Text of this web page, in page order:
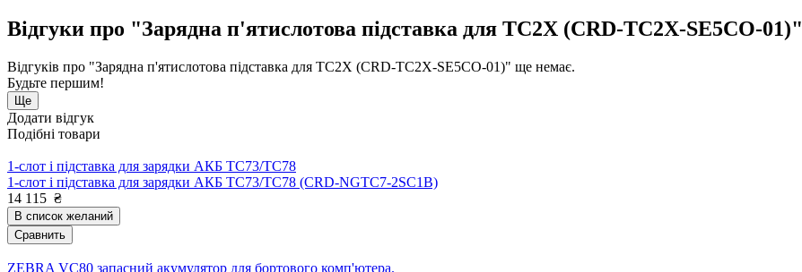
Відгуки про "Зарядна п'ятислотова підставка для TC2X (CRD-TC2X-SE5CO-01)"
Відгуків про "Зарядна п'ятислотова підставка для TC2X (CRD-TC2X-SE5CO-01)" ще немає.
Будьте першим!
Ще
Додати відгук
Подібні товари
1-слот і підставка для зарядки АКБ TC73/TC78
1-слот і підставка для зарядки АКБ TC73/TC78 (CRD-NGTC7-2SC1B)
14 115 ₴
В список желаний
Сравнить
ZEBRA VC80 запасний акумулятор для бортового комп'ютера.